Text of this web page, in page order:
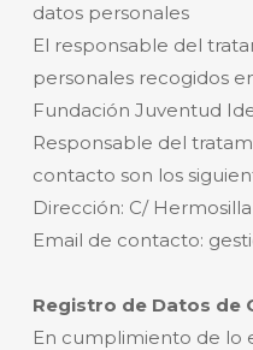
datos personales
El responsable del
personales recogidos
Fundación Juventud
Responsable del
contacto son los
Dirección: C/
Email de contacto:
Registro de Datos de
En cumplimiento de lo